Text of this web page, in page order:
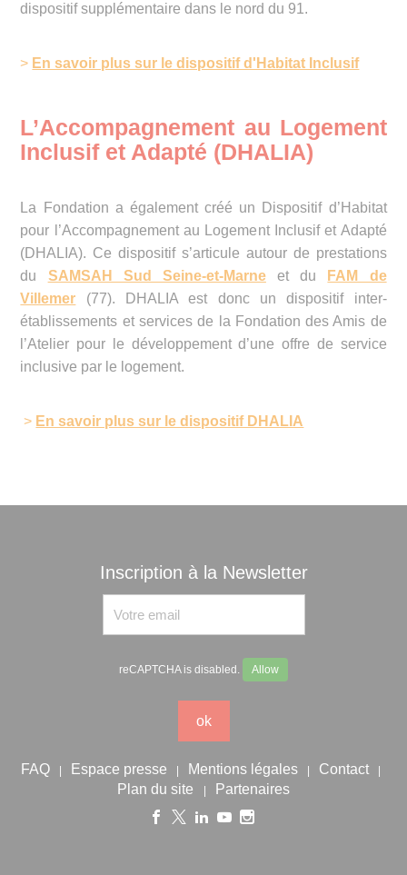
dispositif supplémentaire dans le nord du 91.
> En savoir plus sur le dispositif d'Habitat Inclusif
L’Accompagnement au Logement
Inclusif et Adapté (DHALIA)
La Fondation a également créé un Dispositif d’Habitat
pour l’Accompagnement au Logement Inclusif et Adapté
(DHALIA). Ce dispositif s’articule autour de prestations
du SAMSAH Sud Seine-et-Marneet du
FAM de
Villemer (77). DHALIA est donc un dispositif inter-
établissements et services de la Fondation des Amis de
l’Atelier pour le développement d’une offre de service
inclusive par le logement.
> En savoir plus sur le dispositif DHALIA
Inscription à la Newsletter
reCAPTCHA is disabled. Allow
ok
FAQ Espace presse Mentions légales Contact
Plan du site Partenaires